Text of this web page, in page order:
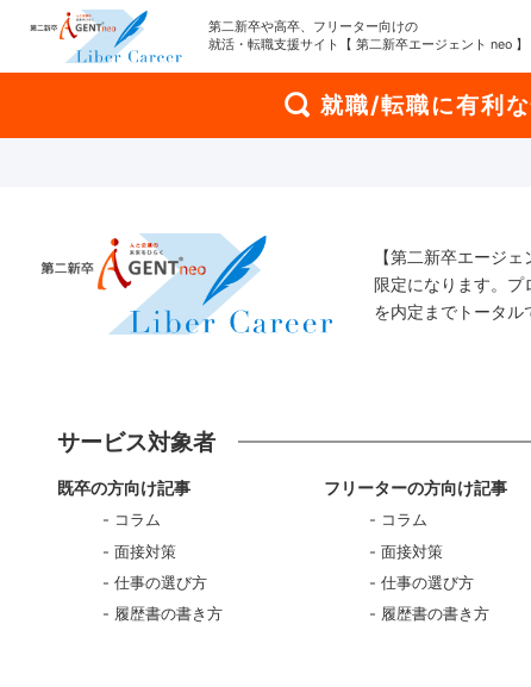
第二新卒や高卒、フリーター向けの
就活・転職支援サイト【 第二新卒エージェント neo 】
就職/転職に有利
【第二新卒エージ
限定になります。プ
を内定までトータル
サービス対象者
既卒の方向け記事
コラム
面接対策
仕事の選び方
履歴書の書き方
フリーターの方向け記事
コラム
面接対策
仕事の選び方
履歴書の書き方